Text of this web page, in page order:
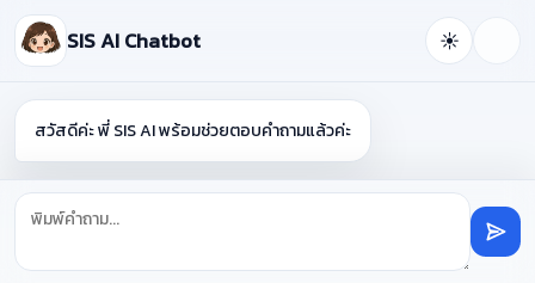
SIS AI Chatbot ☀️
สวัสดีค่ะ พี่ SIS AI พร้อมช่วยตอบคำถามแล้วค่ะ